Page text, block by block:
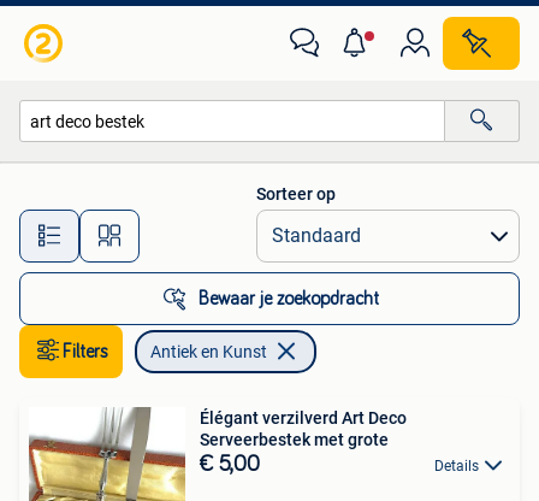
Alle afstanden…
Sorteer op
Bewaar je zoekopdracht
Filters Antiek en Kunst
Élégant verzilverd Art Deco
Serveerbestek met grote
€ 5,00 Details